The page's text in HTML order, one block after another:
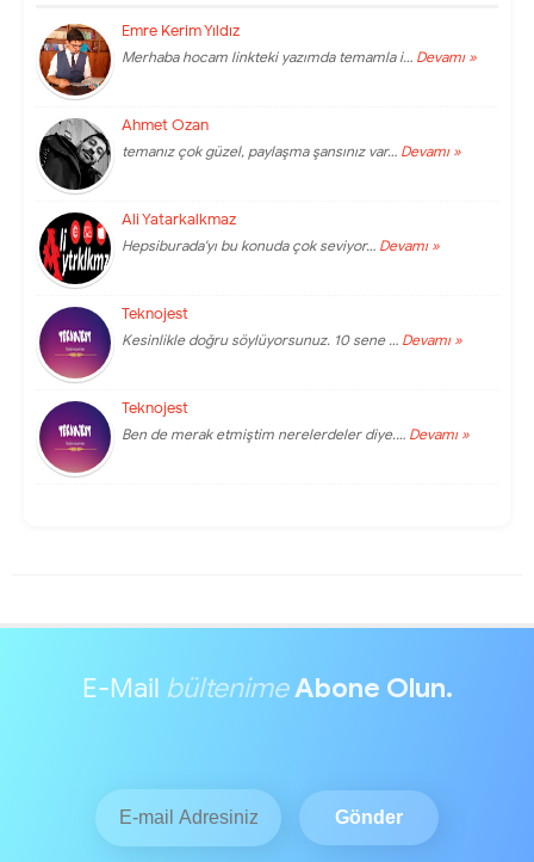
Emre Kerim Yıldız
Merhaba hocam linkteki yazımda temamla i… Devamı »
Ahmet Ozan
temanız çok güzel, paylaşma şansınız var… Devamı »
Ali Yatarkalkmaz
Hepsiburada'yı bu konuda çok seviyor… Devamı »
Teknojest
Kesinlikle doğru söylüyorsunuz. 10 sene … Devamı »
Teknojest
Ben de merak etmiştim nerelerdeler diye.… Devamı »
E-Mail bültenimeAbone Olun.